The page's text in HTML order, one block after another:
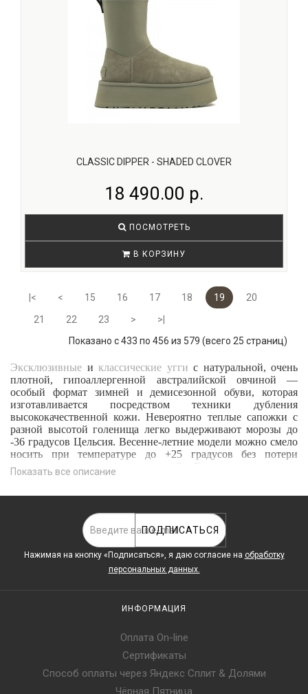
CLASSIC DIPPER - SHADED CLOVER
18 490.00 р.
ПОСМОТРЕТЬ
В КОРЗИНУ
|< < 15 16 17 18 19
20
21
22 23 >
>|
Показано с 433 по 456 из 579 (всего 25 страниц)
Эксклюзивные и классические угги с натуральной, очень
плотной, гипоаллергенной австралийской овчиной —
особый формат зимней и демисезонной обуви, которая
изготавливается посредством техники дубления
высококачественной кожи. Невероятно теплые сапожки с
разной высотой голенища легко выдерживают морозы до
-36 градусов Цельсия. Весенне-летние модели можно смело
носить при температуре до +25 градусов без потери
приятных тактильных ощущений. В нашем интернет-
магазине вы можете без проблем
долговечные и удобные обувные изделия, которые
прослужат вам много лет и без труда украсят любой модный
Купить обувь угги: колоритные решения
демонстрирует мужские, женские,
детские новинки, классику для повседневного
использования, декорированные изделия. Можно подобрать
стильные угги следующих фасонов:
Показать все описание
ПОДПИСАТЬСЯ
Нажимая на кнопку «Подписаться», я даю cогласие на обработку
персональных данных.
ИНФОРМАЦИЯ
Оплата On-line
Сертификаты
Способ оплаты через Яндекс Сплит & Долями
Чёрная Пятница